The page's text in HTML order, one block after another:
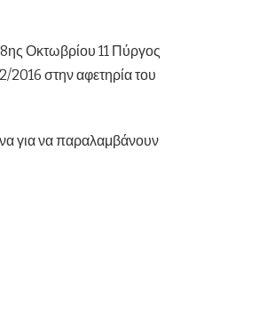
Οκτωβρίου 11 Πύργος
2016 στην αφετηρία του
για να παραλαμβάνουν